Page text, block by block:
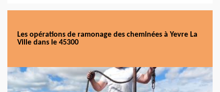
Les opérations de ramonage des cheminées à Yevre La
Ville dans le 45300